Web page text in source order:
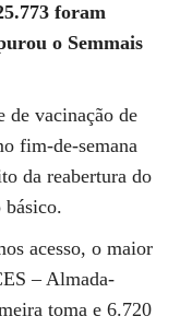
foram
o Semmais
de vacinação de
fim-de-semana
da reabertura do
básico.
acesso, o maior
– Almada-
toma e 6.720